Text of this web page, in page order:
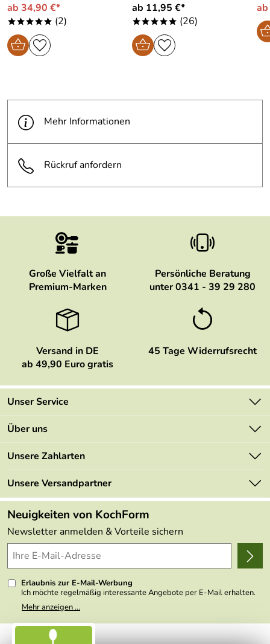
ab 34,90 €*
***** (2)
ab 11,95 €*
***** (26)
Mehr Informationen
Rückruf anfordern
Große Vielfalt an
Premium-Marken
Persönliche Beratung
unter 0341 - 39 29 280
Versand in DE
ab 49,90 Euro gratis
45 Tage Widerrufsrecht
Unser Service
Kontakt
Mehrwertsteuerfrei
Retourenportal
FAQs
Lieferbedingungen
Delivery Terms
Kundenlogin
Über uns
Marken
Angebote
Made in Germany
Themen
Wir über uns
Presse
Unsere Zahlarten
Unsere Versandpartner
Neuigkeiten von KochForm
Newsletter anmelden & Vorteile sichern
Erlaubnis zur E-Mail-Werbung
Ich möchte regelmäßig interessante Angebote per E-Mail erhalten.
Meine E-Mail-Adresse wird nicht an andere Unternehmen
weitergegeben. Zu statistischen Zwecken wird in anonymer Form
nicht erkennbar, welche konkrete Person geklickt hat. Diese
Einwilligung zur Nutzung meiner E-Mail- Adresse für Werbezwecke
Mehr anzeigen ...